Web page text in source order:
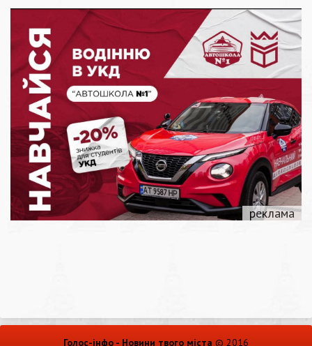
Голос-інфо - Новини твого міста © 2016